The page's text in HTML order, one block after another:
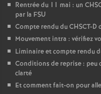
Rentrée du 11 mai : un
par la FSU
Compte rendu du CHSCT-D
Mouvement intra : vérifiez
Liminaire et compte rendu
Conditions de reprise : peu
clarté
Et comment fait-on pour